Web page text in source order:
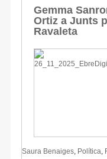
Gemma
Ortiz a Junts
Ravaleta
Saura Benaiges Política